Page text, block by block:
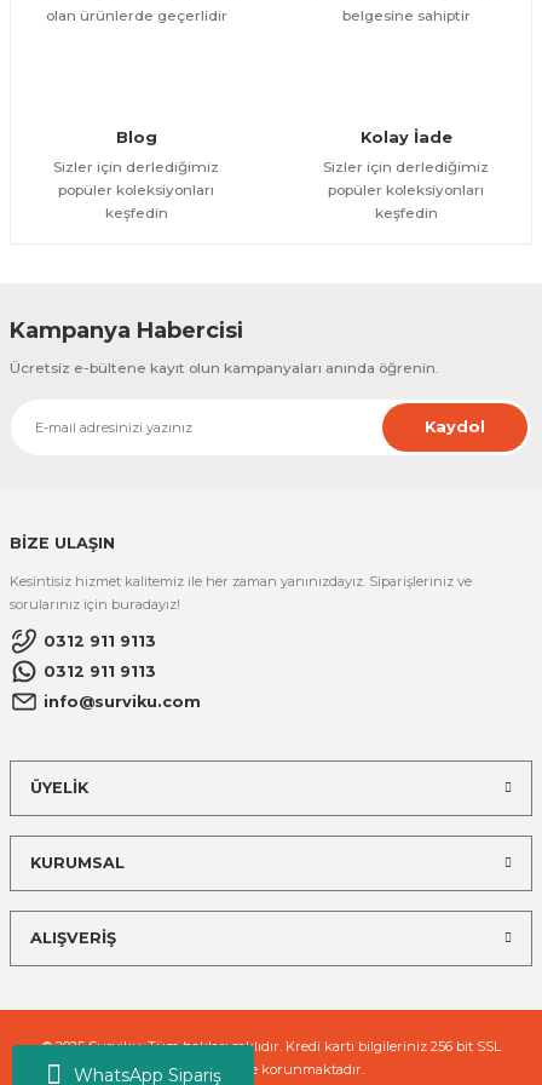
WhatsApp Sipariş
olan ürünlerde geçerlidir
belgesine sahiptir
Blog
Sizler için derlediğimiz
popüler koleksiyonları
keşfedin
Kolay İade
Sizler için derlediğimiz
popüler koleksiyonları
keşfedin
Kampanya Habercisi
Ücretsiz e-bültene kayıt olun kampanyaları anında öğrenin.
Kaydol
BİZE ULAŞIN
Kesintisiz hizmet kalitemiz ile her zaman yanınızdayız. Siparişleriniz ve
sorularınız için buradayız!
0312 911 9113
0312 911 9113
info@surviku.com
ÜYELİK
KURUMSAL
ALIŞVERİŞ
© 2025 Surviku. Tüm hakları saklıdır. Kredi kartı bilgileriniz 256 bit SSL
sertifikası ile korunmaktadır.